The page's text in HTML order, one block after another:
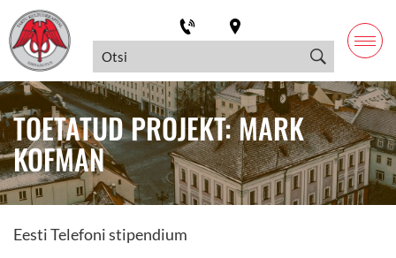
TOETATUD PROJEKT: MARK
KOFMAN
Eesti Telefoni stipendium